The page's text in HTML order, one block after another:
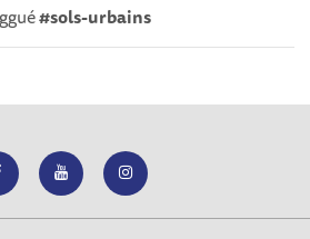
#sols-urbains